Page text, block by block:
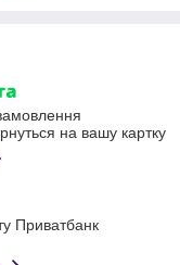
на вашу картку
Приватбанк